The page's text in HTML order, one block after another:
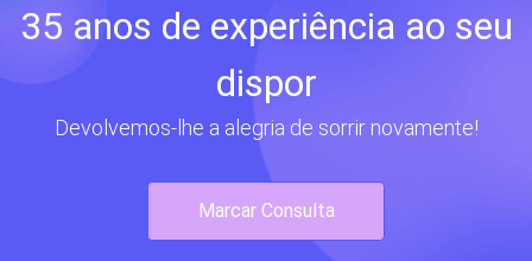
35 anos de experiência ao seu
dispor
Devolvemos-lhe a alegria de sorrir novamente!
Marcar Consulta